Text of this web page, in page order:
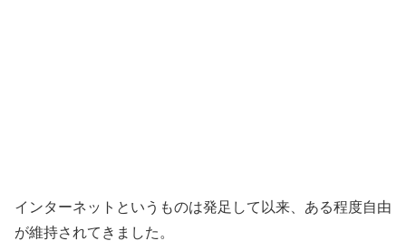
インターネットというものは発足して以来、ある程度自由
が維持されてきました。